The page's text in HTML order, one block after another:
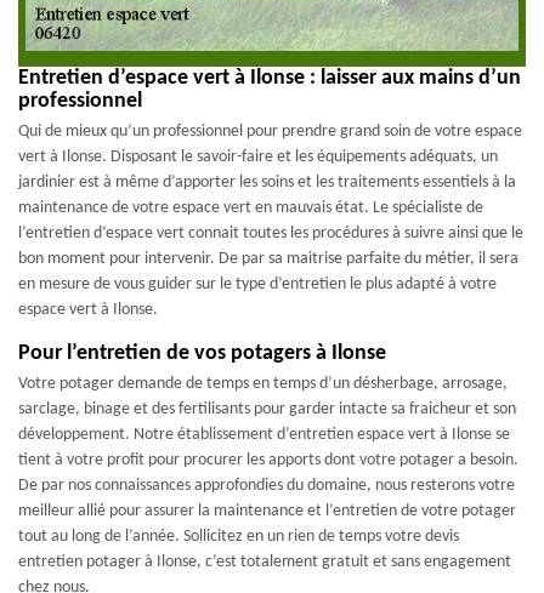
Entretien d’espace vert à Ilonse : laisser aux mains d’un
professionnel
Qui de mieux qu’un professionnel pour prendre grand soin de votre espace
vert à Ilonse. Disposant le savoir-faire et les équipements adéquats, un
jardinier est à même d’apporter les soins et les traitements essentiels à la
maintenance de votre espace vert en mauvais état. Le spécialiste de
l’entretien d’espace vert connait toutes les procédures à suivre ainsi que le
bon moment pour intervenir. De par sa maitrise parfaite du métier, il sera
en mesure de vous guider sur le type d’entretien le plus adapté à votre
espace vert à Ilonse.
Pour l’entretien de vos potagers à Ilonse
Votre potager demande de temps en temps d’un désherbage, arrosage,
sarclage, binage et des fertilisants pour garder intacte sa fraicheur et son
développement. Notre établissement d’entretien espace vert à Ilonse se
tient à votre profit pour procurer les apports dont votre potager a besoin.
De par nos connaissances approfondies du domaine, nous resterons votre
meilleur allié pour assurer la maintenance et l’entretien de votre potager
tout au long de l’année. Sollicitez en un rien de temps votre devis
entretien potager à Ilonse, c’est totalement gratuit et sans engagement
chez nous.